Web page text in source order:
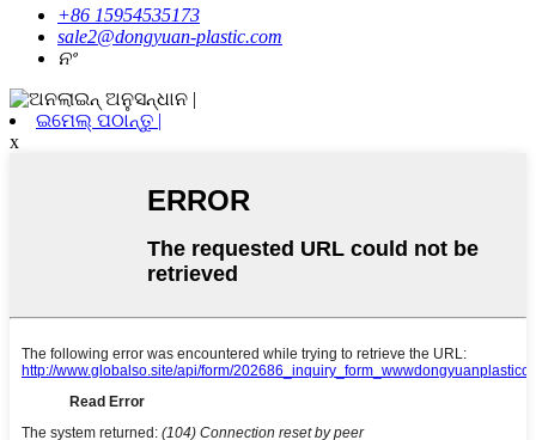
+86 15954535173
sale2@dongyuan-plastic.com
ନଂ
ଇମେଲ୍ ପଠାନ୍ତୁ |
x